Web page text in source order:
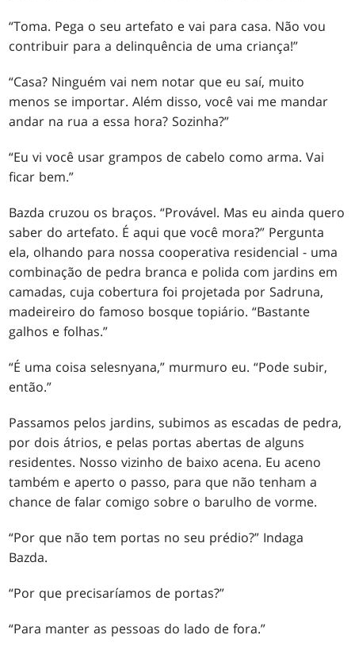
“Toma. Pega o seu artefato e vai para casa. Não vou
contribuir para a delinquência de uma criança!”
“Casa? Ninguém vai nem notar que eu saí, muito
menos se importar. Além disso, você vai me mandar
andar na rua a essa hora? Sozinha?”
“Eu vi você usar grampos de cabelo como arma. Vai
ficar bem.”
Bazda cruzou os braços. “Provável. Mas eu ainda quero
saber do artefato. É aqui que você mora?” Pergunta
ela, olhando para nossa cooperativa residencial - uma
combinação de pedra branca e polida com jardins em
camadas, cuja cobertura foi projetada por Sadruna,
madeireiro do famoso bosque topiário. “Bastante
galhos e folhas.”
“É uma coisa selesnyana,” murmuro eu. “Pode subir,
então.”
Passamos pelos jardins, subimos as escadas de pedra,
por dois átrios, e pelas portas abertas de alguns
residentes. Nosso vizinho de baixo acena. Eu aceno
também e aperto o passo, para que não tenham a
chance de falar comigo sobre o barulho de vorme.
“Por que não tem portas no seu prédio?” Indaga
Bazda.
“Por que precisaríamos de portas?”
“Para manter as pessoas do lado de fora.”